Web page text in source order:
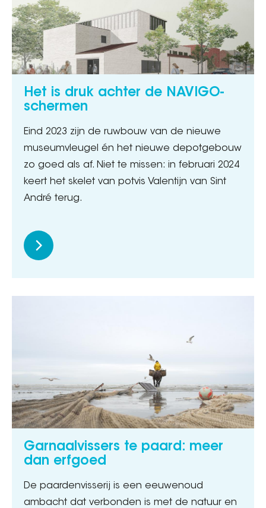
Het is druk achter de NAVIGO-
schermen
Eind 2023 zijn de ruwbouw van de nieuwe
museumvleugel én het nieuwe depotgebouw
zo goed als af. Niet te missen: in februari 2024
keert het skelet van potvis Valentijn van Sint
André terug.
Garnaalvissers te paard: meer
dan erfgoed
De paardenvisserij is een eeuwenoud
ambacht dat verbonden is met de natuur en